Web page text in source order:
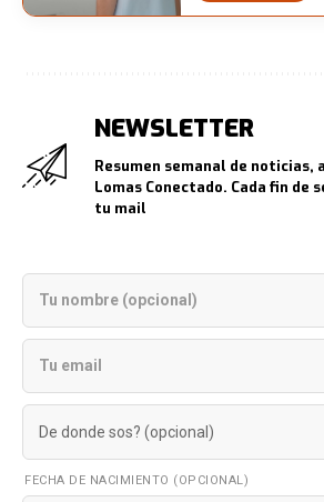
NEWSLETTER
Resumen semanal de noticias,
Lomas Conectado. Cada fin de
tu mail
FECHA DE NACIMIENTO (OPCIONAL)